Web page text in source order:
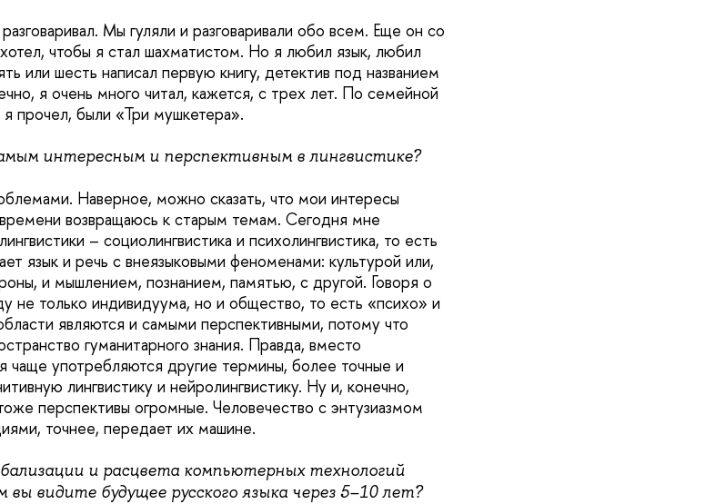
Мы гуляли и разговаривали обо всем. Еще он со
чтобы я стал шахматистом. Но я любил язык, любил
или шесть написал первую книгу, детектив под названием
я очень много читал, кажется, с трех лет. По семейной
прочел, были «Три мушкетера».
интересным и перспективным в лингвистике?
Наверное, можно сказать, что мои интересы
возвращаюсь к старым темам. Сегодня мне
– социолингвистика и психолингвистика, то есть
язык и речь с внеязыковыми феноменами: культурой или,
и мышлением, познанием, памятью, с другой. Говоря о
не только индивидуума, но и общество, то есть «психо» и
являются и самыми перспективными, потому что
гуманитарного знания. Правда, вместо
чаще употребляются другие термины, более точные и
лингвистику и нейролингвистику. Ну и, конечно,
перспективы огромные. Человечество с энтузиазмом
точнее, передает их машине.
и расцвета компьютерных технологий
вы видите будущее русского языка через 5–10 лет?